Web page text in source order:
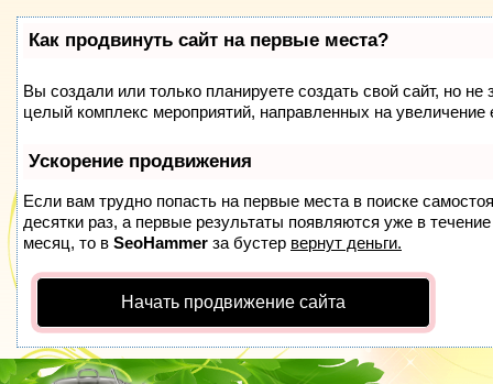
Как продвинуть сайт на первые места?
Вы создали или только планируете создать свой сайт, но
целый комплекс мероприятий, направленных на
Ускорение продвижения
Если вам трудно попасть на первые места в поиске
десятки раз, а первые результаты появляются уже в
месяц, то в SeoHammer за бустер вернут деньги.
Начать продвижение сайта